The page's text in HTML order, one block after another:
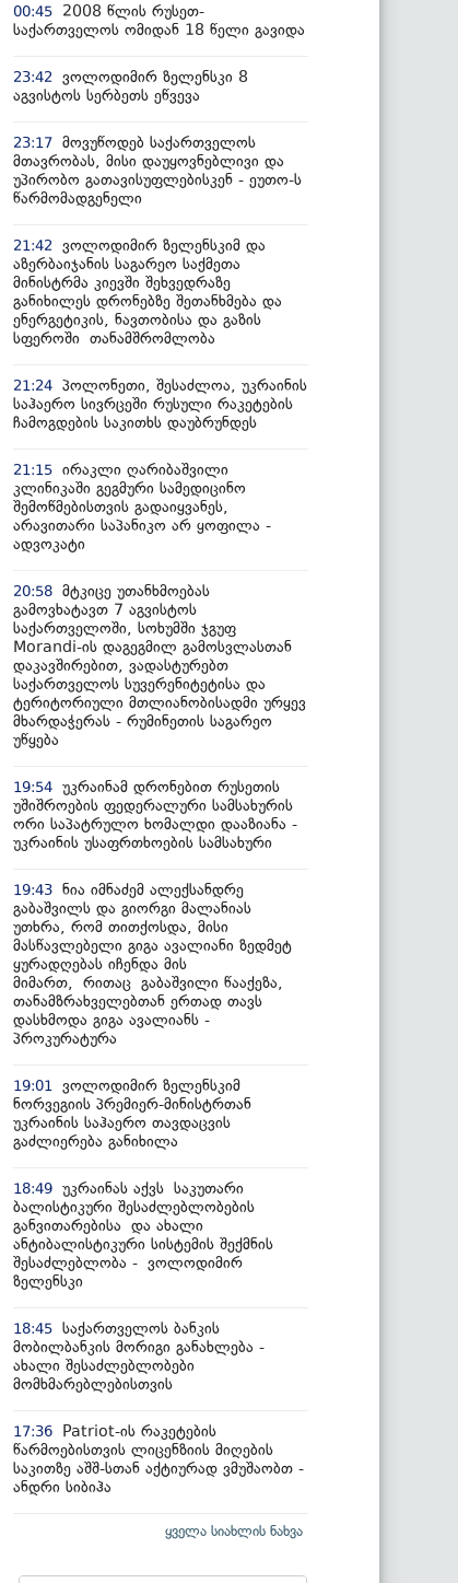
00:45
2008 წლის რუსეთ-
საქართველოს ომიდან 18 წელი გავიდა
23:42
ვოლოდიმირ ზელენსკი 8
აგვისტოს სერბეთს ეწვევა
23:17 მოვუწოდებ საქართველოს
მთავრობას, მისი დაუყოვნებლივი და
უპირობო გათავისუფლებისკენ - ეუთო-ს
წარმომადგენელი
21:42
ვოლოდიმირ ზელენსკიმ და
აზერბაიჯანის საგარეო საქმეთა
მინისტრმა კიევში შეხვედრაზე
განიხილეს დრონებზე შეთანხმება და
ენერგეტიკის, ნავთობისა და გაზის
სფეროში თანამშრომლობა
21:24 პოლონეთი, შესაძლოა, უკრაინის
საჰაერო სივრცეში რუსული რაკეტების
ჩამოგდების საკითხს დაუბრუნდეს
21:15 ირაკლი ღარიბაშვილი
კლინიკაში გეგმური სამედიცინო
შემოწმებისთვის გადაიყვანეს,
არავითარი საპანიკო არ ყოფილა -
ადვოკატი
20:58 მტკიცე უთანხმოებას
გამოვხატავთ 7 აგვისტოს
საქართველოში, სოხუმში ჯგუფ
Morandi-ის დაგეგმილ გამოსვლასთან
დაკავშირებით, ვადასტურებთ
საქართველოს სუვერენიტეტისა და
ტერიტორიული მთლიანობისადმი ურყევ
მხარდაჭერას - რუმინეთის საგარეო
უწყება
19:54 უკრაინამ დრონებით რუსეთის
უშიშროების ფედერალური სამსახურის
ორი საპატრულო ხომალდი დააზიანა -
უკრაინის უსაფრთხოების სამსახური
19:43 ნია იმნაძემ ალექსანდრე
გაბაშვილს და გიორგი მალანიას
უთხრა, რომ თითქოსდა, მისი
მასწავლებელი გიგა ავალიანი ზედმეტ
ყურადღებას იჩენდა მის
მიმართ, რითაც გაბაშვილი წააქეზა,
თანამზრახველებთან ერთად თავს
დასხმოდა გიგა ავალიანს -
პროკურატურა
19:01
ვოლოდიმირ ზელენსკიმ
ნორვეგიის პრემიერ-მინისტრთან
უკრაინის საჰაერო თავდაცვის
გაძლიერება განიხილა
18:49 უკრაინას აქვს საკუთარი
ბალისტიკური შესაძლებლობების
განვითარებისა და ახალი
ანტიბალისტიკური სისტემის შექმნის
შესაძლებლობა - ვოლოდიმირ
ზელენსკი
18:45 საქართველოს ბანკის
მობილბანკის მორიგი განახლება -
ახალი შესაძლებლობები
მომხმარებლებისთვის
17:36
Patriot-ის რაკეტების
წარმოებისთვის ლიცენზიის მიღების
საკითზე აშშ-სთან აქტიურად ვმუშაობთ -
ანდრი სიბიჰა
ყველა სიახლის ნახვა